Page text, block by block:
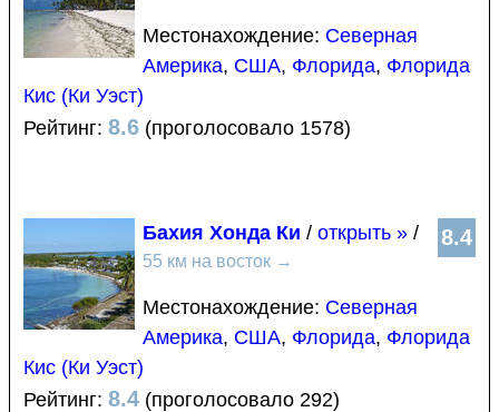
Местонахождение: Северная
Америка, США, Флорида, Флорида
Кис (Ки Уэст)
Рейтинг: 8.6 (проголосовало 1578)
8.4
Бахия Хонда Ки / открыть » /
55 км на восток →
Местонахождение: Северная
Америка, США, Флорида, Флорида
Кис (Ки Уэст)
Рейтинг: 8.4 (проголосовало 292)